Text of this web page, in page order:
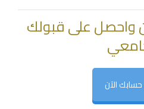
واحصل على قبولك
الآن